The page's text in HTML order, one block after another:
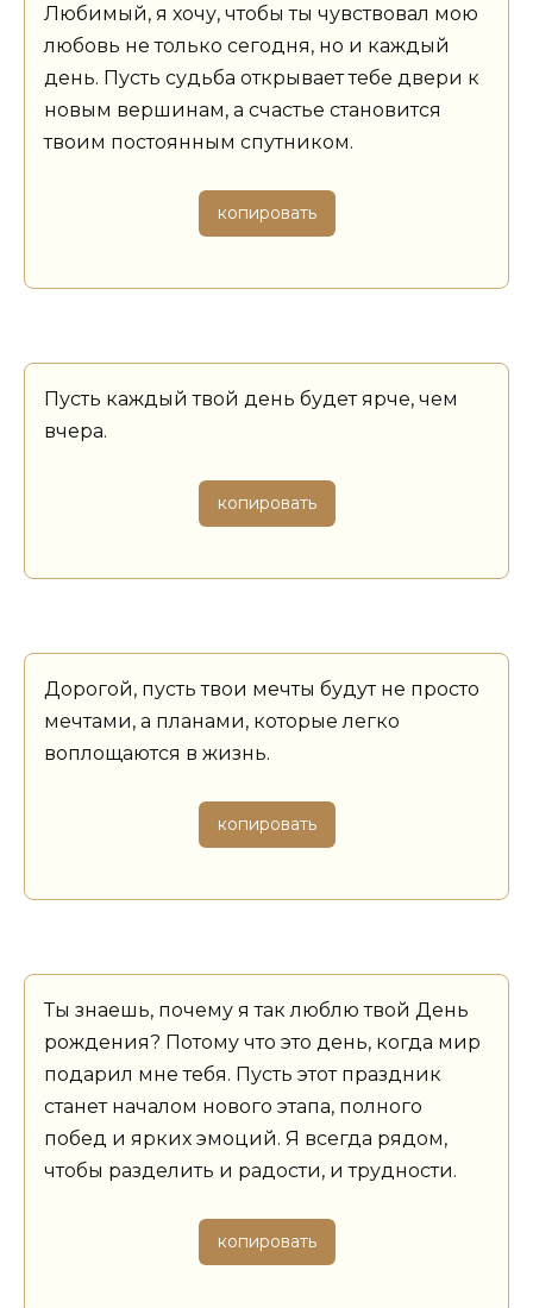
Любимый, я хочу, чтобы ты чувствовал мою
любовь не только сегодня, но и каждый
день. Пусть судьба открывает тебе двери к
новым вершинам, а счастье становится
твоим постоянным спутником.
копировать
Пусть каждый твой день будет ярче, чем
вчера.
копировать
Дорогой, пусть твои мечты будут не просто
мечтами, а планами, которые легко
воплощаются в жизнь.
копировать
Ты знаешь, почему я так люблю твой День
рождения? Потому что это день, когда мир
подарил мне тебя. Пусть этот праздник
станет началом нового этапа, полного
побед и ярких эмоций. Я всегда рядом,
чтобы разделить и радости, и трудности.
копировать